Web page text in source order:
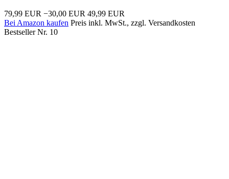
79,99 EUR −30,00 EUR 49,99 EUR
Bei Amazon kaufen Preis inkl. MwSt., zzgl. Versandkosten
Bestseller Nr. 10